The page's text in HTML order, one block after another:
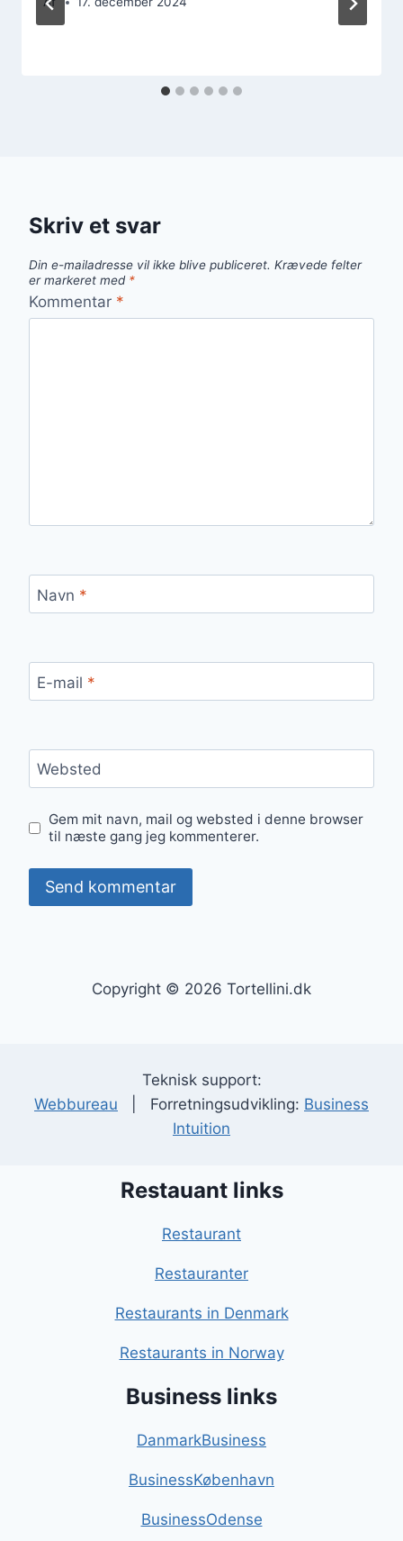
Skriv et svar
Din e-mailadresse vil ikke blive publiceret. Krævede felter
er markeret med *
Kommentar *
Navn *
E-mail *
Websted
Gem mit navn, mail og websted i denne browser
til næste gang jeg kommenterer.
Copyright © 2026 Tortellini.dk
Teknisk support:
Webbureau | Forretningsudvikling: Business
Intuition
Restauant links
Restaurant
Restauranter
Restaurants in Denmark
Restaurants in Norway
Business links
DanmarkBusiness
BusinessKøbenhavn
BusinessOdense